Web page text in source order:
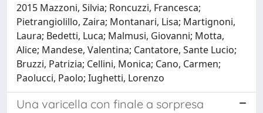
2015 Mazzoni, Silvia; Roncuzzi, Francesca;
Pietrangiolillo, Zaira; Montanari, Lisa; Martignoni,
Laura; Bedetti, Luca; Malmusi, Giovanni; Motta,
Alice; Mandese, Valentina; Cantatore, Sante Lucio;
Bruzzi, Patrizia; Cellini, Monica; Cano, Carmen;
Paolucci, Paolo; Iughetti, Lorenzo
Una varicella con finale a sorpresa